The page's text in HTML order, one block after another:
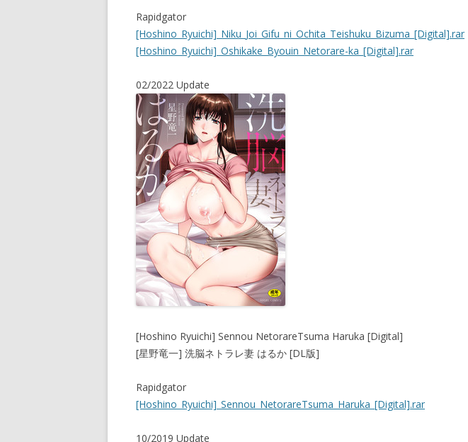
Rapidgator
[Hoshino_Ryuichi]_Niku_Joi_Gifu_ni_Ochita_Teishuku_Bizuma_[Digital].rar
[Hoshino_Ryuichi]_Oshikake_Byouin_Netorare-ka_[Digital].rar
02/2022 Update
[Hoshino Ryuichi] Sennou NetorareTsuma Haruka [Digital]
[星野竜一] 洗脳ネトラレ妻 はるか [DL版]
Rapidgator
[Hoshino_Ryuichi]_Sennou_NetorareTsuma_Haruka_[Digital].rar
10/2019 Update